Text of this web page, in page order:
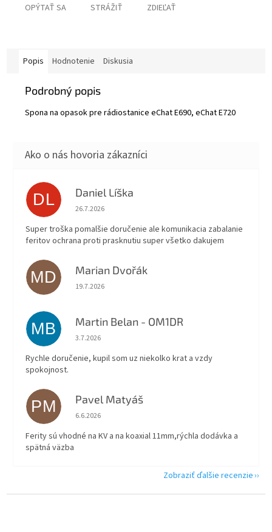
OPÝTAŤ SA STRÁŽIŤ ZDIEĽAŤ
Popis Hodnotenie Diskusia
Podrobný popis
Spona na opasok pre rádiostanice eChat E690, eChat E720
DL Daniel Líška
Hodnotenie obchodu je 5 z 5 hviezdičiek.
26.7.2026
Super troška pomalšie doručenie ale komunikacia zabalanie
feritov ochrana proti prasknutiu super všetko dakujem
MD Marian Dvořák
Hodnotenie obchodu je 5 z 5 hviezdičiek.
19.7.2026
MB Martin Belan - OM1DR
Hodnotenie obchodu je 5 z 5 hviezdičiek.
3.7.2026
Rychle doručenie, kupil som uz niekolko krat a vzdy
spokojnost.
PM Pavel Matyáš
Hodnotenie obchodu je 5 z 5 hviezdičiek.
6.6.2026
Ferity sú vhodné na KV a na koaxial 11mm,rýchla dodávka a
spätná väzba
Zobraziť ďalšie recenzie